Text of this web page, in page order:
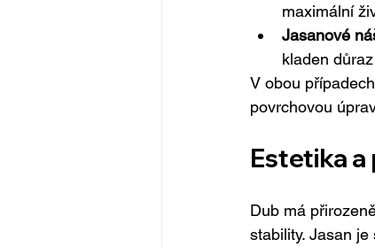
maximální
Jasanové
kladen
V obou
povrchovou
Estetika
Dub má
stability. Jasan